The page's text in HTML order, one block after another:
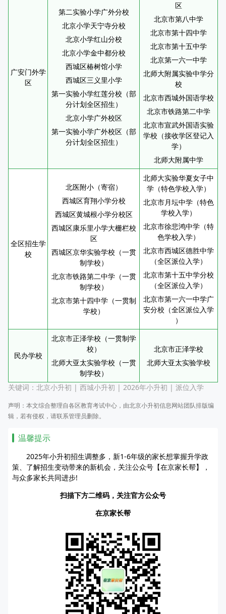
广安门外学
区
第二实验小学广外分校
北京小学天宁寺分校
北京小学红山分校
北京小学金中都分校
西城区椿树馆小学
西城区三义里小学
第一实验小学红莲分校（部
分计划全区招生）
北京小学广外校区
第一实验小学广外校区（部
分计划全区招生）
区
北京市第八中学
北京市第十四中学
北京市第十五中学
北京第一六一中学
北师大附属实验中学分
校
北京市西城外国语学校
北京市铁路第二中学
北京市宣武外国语实验
学校（接收学区登记入
学）
北师大附属中学
全区招生学
校
北医附小（寄宿）
西城区育翔小学分校
西城区黄城根小学分校区
西城区康乐里小学大栅栏校
区
西城区京华实验学校（一贯
制学校）
北京市铁路第二中学（一贯
制学校）
北京市第十四中学（一贯制
学校）
北师大实验华夏女子中
学（特色学校入学）
北京市月坛中学（特色
学校入学）
北京市徐悲鸿中学（特
色学校入学）
北京市西城区德胜中学
（全区派位入学）
北京市第十五中学分校
（全区派位入学）
北京市第一六一中学广
安分校（全区派位入学
）
民办学校
北京市正泽学校（一贯制学
校）
北师大亚太实验学校（一贯
制学校）
北京市正泽学校
北师大亚太实验学校
关键词： 北京小升初 | 西城小升初 | 2026年小升初 | 派位入学
声明：本文综合整理自各区教育考试中心，由北京小升初信息网站团队排版编
辑，若有侵权，请联系管理员删除。
温馨提示
2025年小升初招生调整多，新1-6年级的家长想掌握升学政
策、了解招生变动带来的新机会，关注公众号【在京家长帮】，
与众多家长共同进步!
扫描下方二维码，关注官方公众号
在京家长帮